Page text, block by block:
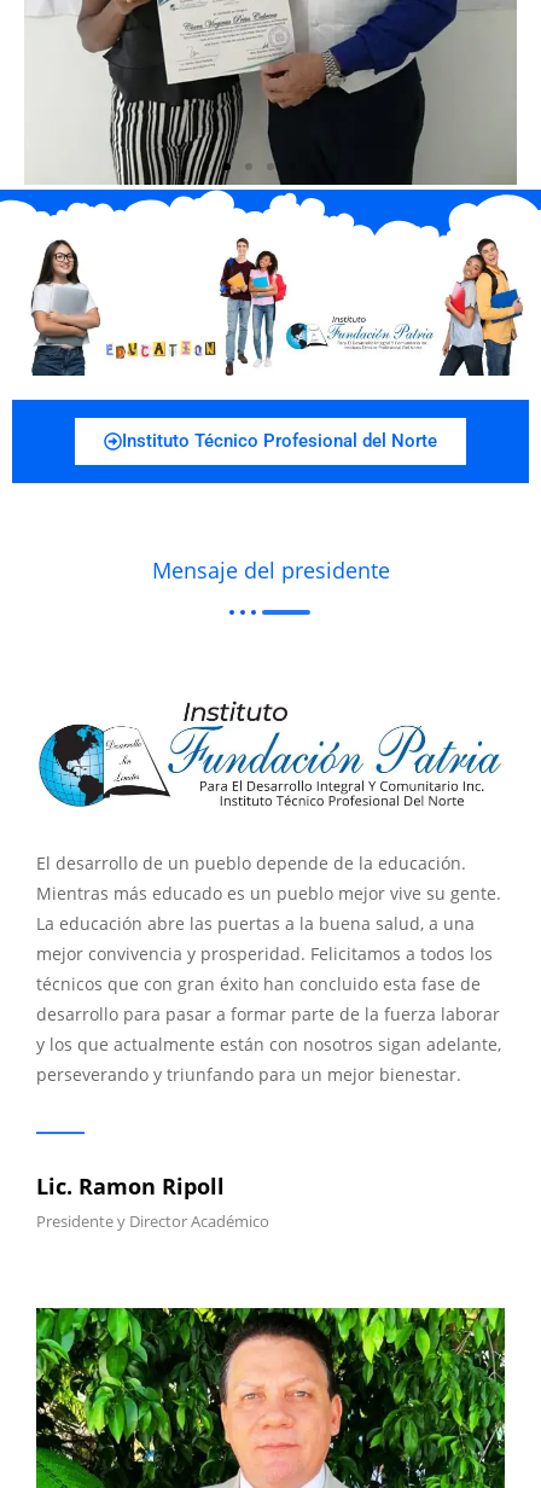
Instituto Técnico Profesional del Norte
Mensaje del presidente
El desarrollo de un pueblo depende de la educación.
Mientras más educado es un pueblo mejor vive su gente.
La educación abre las puertas a la buena salud, a una
mejor convivencia y prosperidad. Felicitamos a todos los
técnicos que con gran éxito han concluido esta fase de
desarrollo para pasar a formar parte de la fuerza laborar
y los que actualmente están con nosotros sigan adelante,
perseverando y triunfando para un mejor bienestar.
Lic. Ramon Ripoll
Presidente y Director Académico